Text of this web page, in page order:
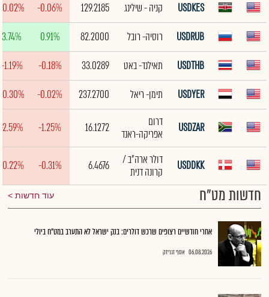
USDKES
קניה - שילינג 129.2185
-0.06%
USDRUB
רוסיה- רובל 82.2000
0.91%
3.74%
USDTHB
תאילנד- באט 33.0289
-0.18%
-1.19%
USDYER
תימן- ריאל 237.2700
-0.02%
USDZAR
דרום
אפריקה-ראנד
16.1272
-1.25%
-2.59%
USDDKK
דולר ארה"ב /
קרונה דנית
6.4676
-0.31%
-0.22%
חדשות מט"ח עוד חדשות
אחרי חודשיים רצופים שרכש דולרים: בנק ישראל לא התערב במט"ח ביולי
06.08.2026 אסף זגריזק